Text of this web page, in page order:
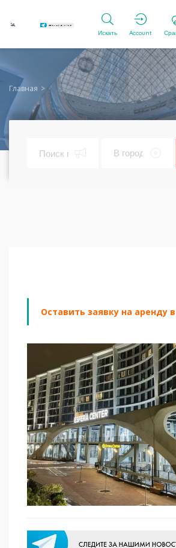
Искать Account
Главная
Оставить заявку на аренду